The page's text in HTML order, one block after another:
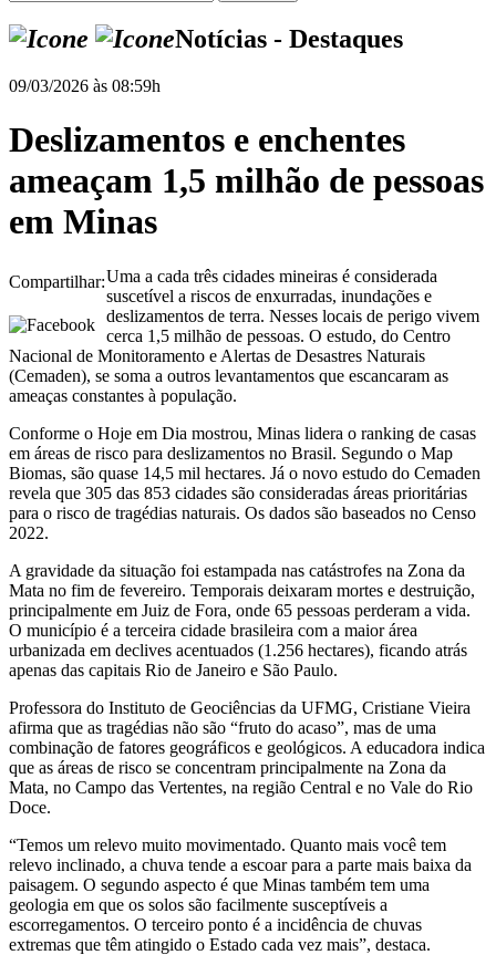
Notícias - Destaques
09/03/2026 às 08:59h
Deslizamentos e enchentes
ameaçam 1,5 milhão de pessoas
em Minas
Compartilhar:Uma a cada três cidades mineiras é considerada
suscetível a riscos de enxurradas, inundações e
deslizamentos de terra. Nesses locais de perigo vivem
cerca 1,5 milhão de pessoas. O estudo, do Centro
Nacional de Monitoramento e Alertas de Desastres Naturais
(Cemaden), se soma a outros levantamentos que escancaram as
ameaças constantes à população.
Conforme o Hoje em Dia mostrou, Minas lidera o ranking de casas
em áreas de risco para deslizamentos no Brasil. Segundo o Map
Biomas, são quase 14,5 mil hectares. Já o novo estudo do Cemaden
revela que 305 das 853 cidades são consideradas áreas prioritárias
para o risco de tragédias naturais. Os dados são baseados no Censo
2022.
A gravidade da situação foi estampada nas catástrofes na Zona da
Mata no fim de fevereiro. Temporais deixaram mortes e destruição,
principalmente em Juiz de Fora, onde 65 pessoas perderam a vida.
O município é a terceira cidade brasileira com a maior área
urbanizada em declives acentuados (1.256 hectares), ficando atrás
apenas das capitais Rio de Janeiro e São Paulo.
Professora do Instituto de Geociências da UFMG, Cristiane Vieira
afirma que as tragédias não são “fruto do acaso”, mas de uma
combinação de fatores geográficos e geológicos. A educadora indica
que as áreas de risco se concentram principalmente na Zona da
Mata, no Campo das Vertentes, na região Central e no Vale do Rio
Doce.
“Temos um relevo muito movimentado. Quanto mais você tem
relevo inclinado, a chuva tende a escoar para a parte mais baixa da
paisagem. O segundo aspecto é que Minas também tem uma
geologia em que os solos são facilmente susceptíveis a
escorregamentos. O terceiro ponto é a incidência de chuvas
extremas que têm atingido o Estado cada vez mais”, destaca.